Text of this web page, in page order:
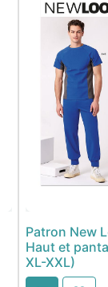
Patron New
Haut et
XL-XXL)